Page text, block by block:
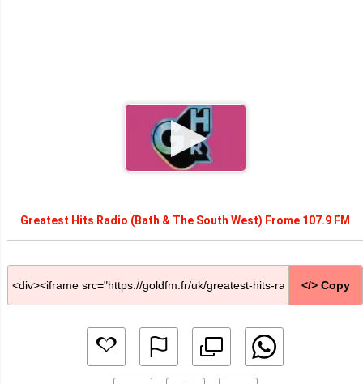
Greatest Hits Radio (Bath & The South West) Frome 107.9 FM
</> Copy